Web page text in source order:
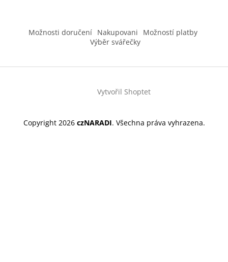
Možnosti doručení Nakupovani
Možností platby
Výběr svářečky
Vytvořil Shoptet
Copyright 2026 czNARADI. Všechna práva vyhrazena.